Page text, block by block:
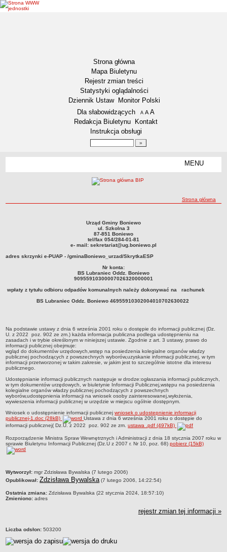
Strona główna
Mapa Biuletynu
Rejestr zmian treści
Statystyki oglądalności
Dziennik Ustaw
Monitor Polski
Menu dodatkowe
Dla słabowidzących A pomniejsz czcionkę
A standardowy rozmiar czcionki
A
Redakcja Biuletynu
Kontakt
Instrukcja obsługi
MENU
Związki i stowarzyszenia
Miejscowy Plan Zagospodarowania Przestrzennego wybranych
terenów Gminy Boniewo
System Informacji Przestrzennej e-mapa
ponowne wykorzystywanie
pomoc prawna
Punkt potwierdzania profilu zaufanego
Porozumienia
Infromacje w zakresie preferencyjnego paliwa stałego
ocena jakości wody
WŁADZE I STRUKTURA
Rada gminy
Urząd gminy
Wójt
Gminne Instytucje Kultury
Nabór pracowników na stanowiska pracy
Deklaracja dostępności strony internetowej Urzędu Gminy Boniewo
REJESTRY
Rejestry i ewidencje
ścieżka nawigacji
Strona główna
Urząd Gminy Boniewo
ul. Szkolna 3
87-851 Boniewo
tel/fax 054/284-01-81
e- mail: sekretariat@ug.boniewo.pl
adres skrzynki e-PUAP - /gminaBoniewo_urzad/SkrytkaESP
Nr konta:
BS Lubraniec Oddz. Boniewo
90955910300007026320000001
wpłaty z tytułu odbioru odpadów komunalnych należy dokonywać na rachunek
BS Lubraniec Oddz. Boniewo 46955910302004010702630022
Na podstawie ustawy z dnia 6 września 2001 roku o dostępie do informacji publicznej (Dz.
U. z 2022 poz. 902 ze zm.) każda informacja publiczna podlega udostępnieniu na
zasadach i w trybie określonym w niniejszej ustawie. Zgodnie z art. 3 ustawy, prawo do
informacji publicznej obejmuje:
wgląd do dokumentów urzędowych,wstęp na posiedzenia kolegialne organów władzy
publicznej pochodzących z powszechnych wyborów,uzyskanie informacji publicznej, w tym
informacji przetworzonej w takim zakresie, w jakim jest to szczególnie istotne dla interesu
publicznego.
Udostępnianie informacji publicznych następuje w drodze:ogłaszania informacji publicznych,
w tym dokumentów urzędowych, w biuletynie Informacji Publicznej,wstępu na posiedzenia
kolegialne organów władzy publicznej pochodzących z powszechnych
wyborów,udostępnienia informacji na wniosek osoby zainteresowanej,wyłożenia,
wywieszenia informacji publicznej w urzędzie w miejscu ogólnie dostępnym.
Wniosek o udostępnienie informacji publicznejwniosek o udostepnienie informacji
publicznej-1.doc (28kB)
Ustawa z dnia 6 września 2001 roku o dostępie do
informacji publicznej( Dz.U. z 2022 poz. 902 ze zm.ustawa .pdf (497kB)
Rozporządzenie Ministra Spraw Wewnętrznych i Administracji z dnia 18 stycznia 2007 roku w
sprawie Biuletynu Informacji Publicznej (Dz.U z 2007 r. Nr 10, poz. 68)pobierz (15kB)
metryczka
Wytworzył: mgr Zdzisława Bywalska (7 lutego 2006)
Opublikował: Zdzisława Bywalska (7 lutego 2006, 14:22:54)
Ostatnia zmiana: Zdzisława Bywalska (22 stycznia 2024, 18:57:10)
Zmieniono: adres
rejestr zmian tej informacji »
Liczba odsłon: 503200